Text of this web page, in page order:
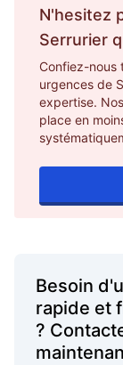
N'hesitez
Serrurier
Confiez-nous
urgences de
expertise.
place en
Besoin
rapide et
?